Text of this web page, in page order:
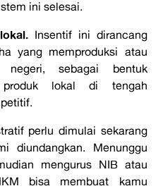
ini selesai.
Insentif ini dirancang
yang memproduksi atau
sebagai bentuk
produk lokal di tengah
perlu dimulai sekarang
diundangkan. Menunggu
mengurus NIB atau
bisa membuat kamu